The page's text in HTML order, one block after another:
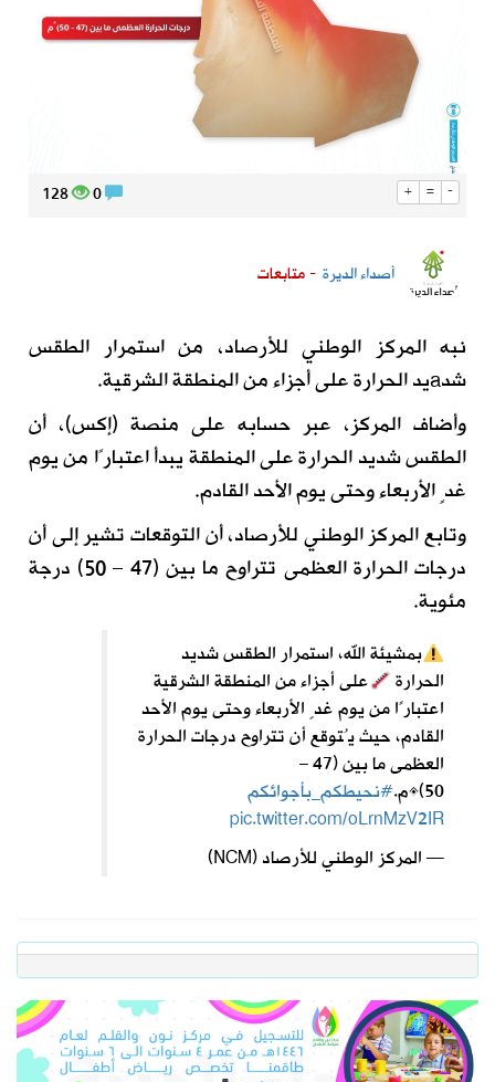
+ = -
128
أصداء الديرة - متابعات
نبه المركز الوطني للأرصاد، من استمرار الطقس
شدaيد الحرارة على أجزاء من المنطقة الشرقية.
وأضاف المركز، عبر حسابه على منصة (إكس)، أن
الطقس شديد الحرارة على المنطقة يبدأ اعتبارًا من يوم
غدٍ الأربعاء وحتى يوم الأحد القادم.
وتابع المركز الوطني للأرصاد، أن التوقعات تشير إلى أن
درجات الحرارة العظمى تتراوح ما بين (47 – 50) درجة
مئوية.
بمشيئة الله، استمرار الطقس شديد
الحرارة
على أجزاء من المنطقة الشرقية
اعتبارًا من يوم غدٍ الأربعاء وحتى يوم الأحد
القادم، حيث يُتوقع أن تتراوح درجات الحرارة
العظمى ما بين (47 –
50)°م.
#نحيطكم_بأجوائكم
pic.twitter.com/oLrnMzV2IR
— المركز الوطني للأرصاد (NCM)